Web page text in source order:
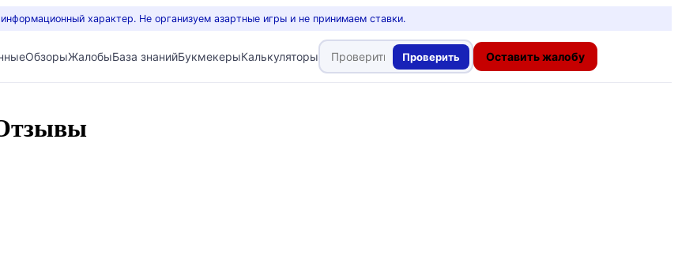
характер. Не организуем азартные игры и не принимаем ставки.
ОбзорыЖалобыБаза знанийБукмекерыКалькуляторы Проверить Оставить жалобу